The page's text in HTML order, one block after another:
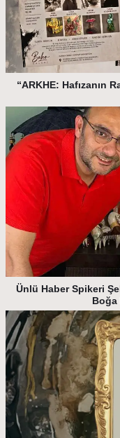
“ARKHE: Hafızanın
Ünlü Haber Spikeri
Boğa